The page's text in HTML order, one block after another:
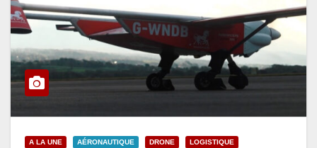
A LA UNE AÉRONAUTIQUE DRONE LOGISTIQUE